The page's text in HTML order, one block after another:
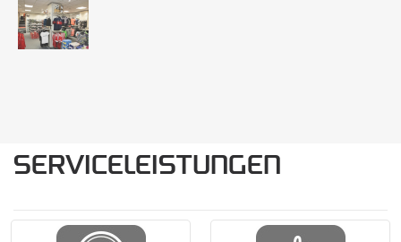
SERVICELEISTUNGEN